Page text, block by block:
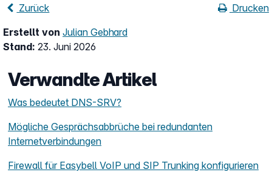
Zurück
Drucken
Erstellt von Julian Gebhard
Stand: 23. Juni 2026
Verwandte Artikel
Was bedeutet DNS-SRV?
Mögliche Gesprächsabbrüche bei redundanten
Internetverbindungen
Firewall für Easybell VoIP und SIP Trunking konfigurieren